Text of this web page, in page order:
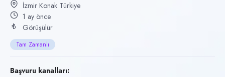
Çalışma şekli
Tam Zamanlı
Yayın tarihi
19 Haziran 2026
Son geçerlilik
İzmir Konak Türkiye
1 ay önce
Görüşülür
Tam Zamanlı
Başvuru kanalları: